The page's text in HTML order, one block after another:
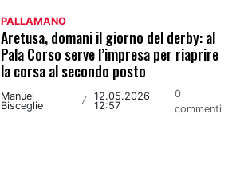
PALLAMANO
Aretusa, domani il giorno del derby: al
Pala Corso serve l’impresa per riaprire
la corsa al secondo posto
Manuel
Bisceglie
/
12.05.2026
12:57
0
commenti